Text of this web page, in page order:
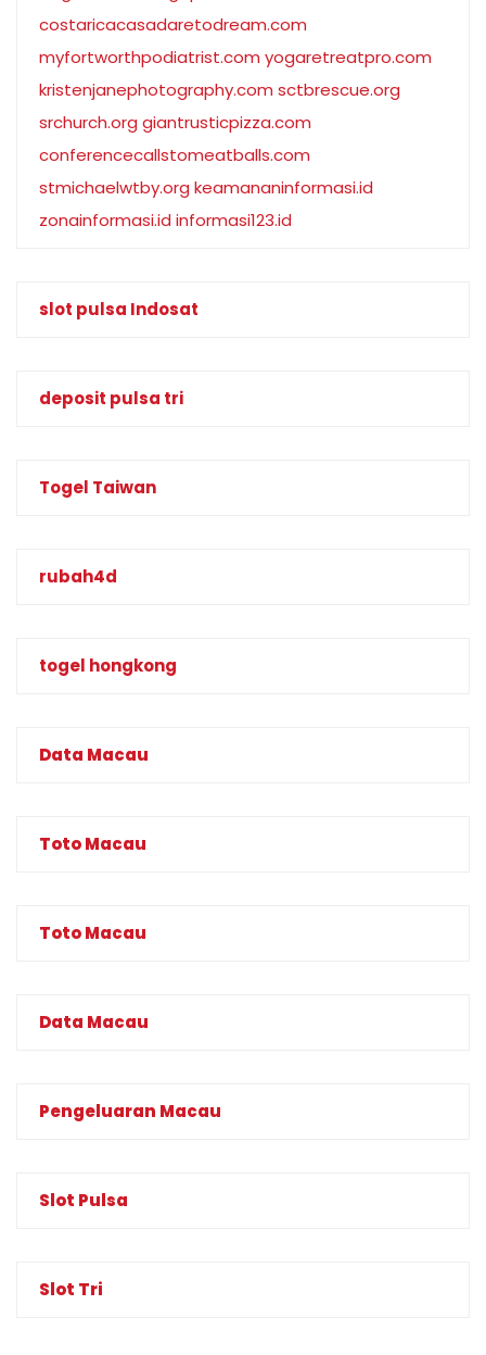
costaricacasadaretodream.com
myfortworthpodiatrist.com yogaretreatpro.com
kristenjanephotography.com sctbrescue.org
srchurch.org giantrusticpizza.com
conferencecallstomeatballs.com
stmichaelwtby.org keamananinformasi.id
zonainformasi.id informasi123.id
slot pulsa Indosat
deposit pulsa tri
Togel Taiwan
rubah4d
togel hongkong
Data Macau
Toto Macau
Toto Macau
Data Macau
Pengeluaran Macau
Slot Pulsa
Slot Tri